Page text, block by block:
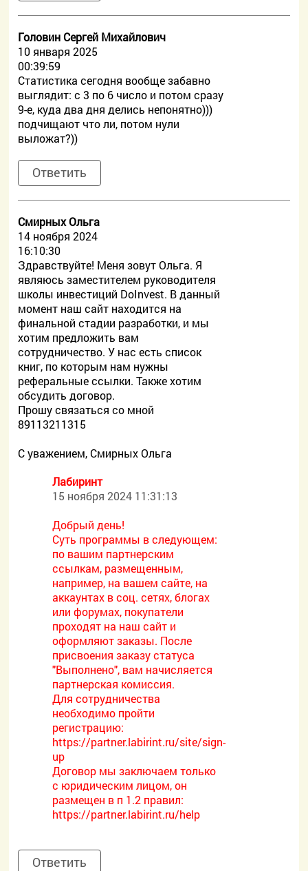
Головин Сергей Михайлович
10 января 2025
00:39:59
Статистика сегодня вообще забавно
выглядит: с 3 по 6 число и потом сразу
9-е, куда два дня делись непонятно)))
подчищают что ли, потом нули
выложат?))
Ответить
Смирных Ольга
14 ноября 2024
16:10:30
Здравствуйте! Меня зовут Ольга. Я
являюсь заместителем руководителя
школы инвестиций DoInvest. В данный
момент наш сайт находится на
финальной стадии разработки, и мы
хотим предложить вам
сотрудничество. У нас есть список
книг, по которым нам нужны
реферальные ссылки. Также хотим
обсудить договор.
Прошу связаться со мной
89113211315
С уважением, Смирных Ольга
Лабиринт
15 ноября 2024 11:31:13
Добрый день!
Суть программы в следующем:
по вашим партнерским
ссылкам, размещенным,
например, на вашем сайте, на
аккаунтах в соц. сетях, блогах
или форумах, покупатели
проходят на наш сайт и
оформляют заказы. После
присвоения заказу статуса
"Выполнено", вам начисляется
партнерская комиссия.
Для сотрудничества
необходимо пройти
регистрацию:
https://partner.labirint.ru/site/sign-
up
Договор мы заключаем только
с юридическим лицом, он
размещен в п 1.2 правил:
https://partner.labirint.ru/help
Ответить